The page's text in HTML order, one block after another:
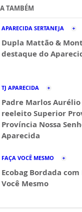
TAMBÉM
APARECIDA SERTANEJA
Dupla Mattão &
destaque do
TJ APARECIDA
Padre Marlos
reeleito Superior
Província Nossa
Aparecida
FAÇA VOCÊ MESMO
Ecobag Bordada com
Você Mesmo